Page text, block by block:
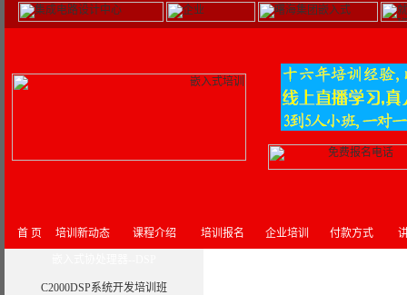
首 页 培训新动态 课程介绍 培训报名 企业培训 付款方式
C2000DSP系统开发培训班